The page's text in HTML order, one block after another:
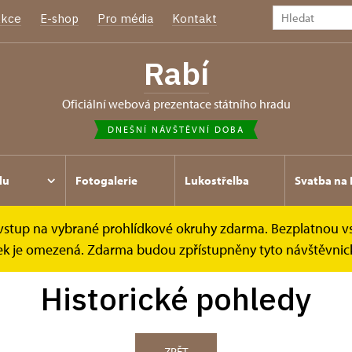
E-shop Pro média Kontakt
Rabí
oficiální webová prezentace státního hradu
DNEŠNÍ NÁVŠTĚVNÍ DOBA
Fotogalerie Lukostřelba Svatba na
na vybrané prohlídkové okruhy zdarma. Bezplatnou
omezená. Zdarma budou zpřístupněny tyto
Historické pohledy